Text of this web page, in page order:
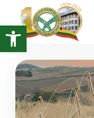
Open toolbar